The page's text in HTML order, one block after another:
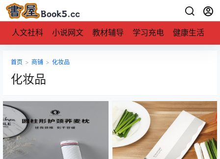
人文社科 小说网文 教材辅导 学习充电 健康生活
首页 > 商铺 > 化妆品
化妆品